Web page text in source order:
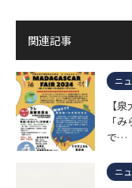
関連記事
ニ
【
「
で…
ニ